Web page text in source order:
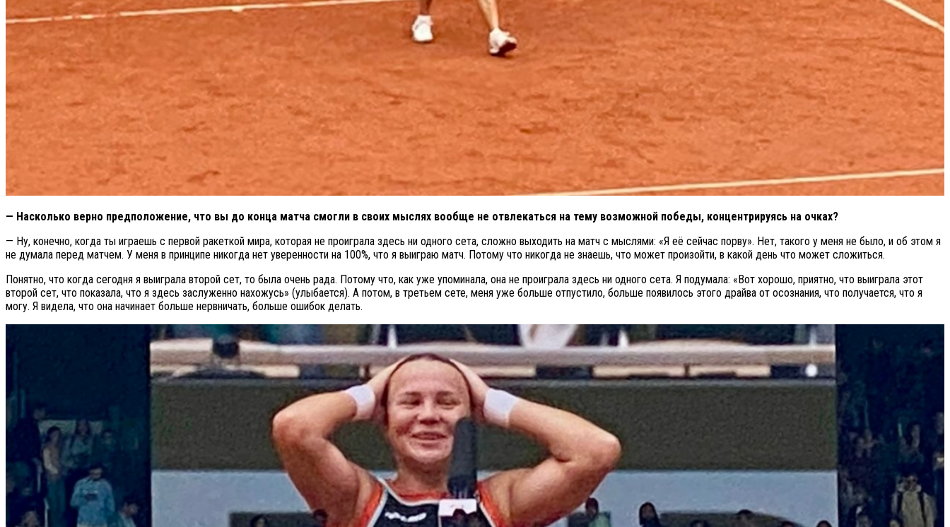
— Насколько верно предположение, что вы до конца матча смогли в своих мыслях вообще не отвлекаться на тему возможной победы, концентрируясь на очках?
— Ну, конечно, когда ты играешь с первой ракеткой мира, которая не проиграла здесь ни одного сета, сложно выходить на матч с мыслями: «Я её сейчас порву». Нет, такого у меня не было, и об этом я
не думала перед матчем. У меня в принципе никогда нет уверенности на 100%, что я выиграю матч. Потому что никогда не знаешь, что может произойти, в какой день что может сложиться.
Понятно, что когда сегодня я выиграла второй сет, то была очень рада. Потому что, как уже упоминала, она не проиграла здесь ни одного сета. Я подумала: «Вот хорошо, приятно, что выиграла этот
второй сет, что показала, что я здесь заслуженно нахожусь» (улыбается). А потом, в третьем сете, меня уже больше отпустило, больше появилось этого драйва от осознания, что получается, что я
могу. Я видела, что она начинает больше нервничать, больше ошибок делать.